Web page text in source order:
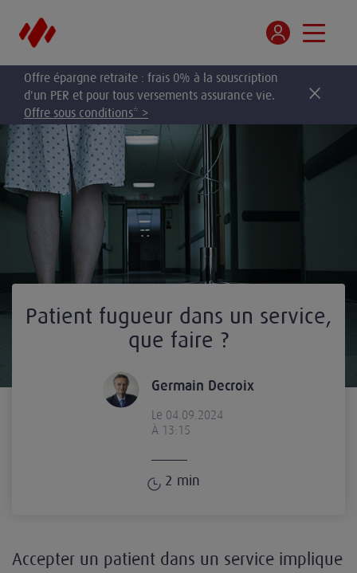
Offre épargne retraite : frais 0% à la souscription
d'un PER et pour tous versements assurance vie.
Offre sous conditions* >
Patient fugueur dans un service,
que faire ?
Germain Decroix
Le 04.09.2024
À 13:15
2 min
Accepter un patient dans un service implique